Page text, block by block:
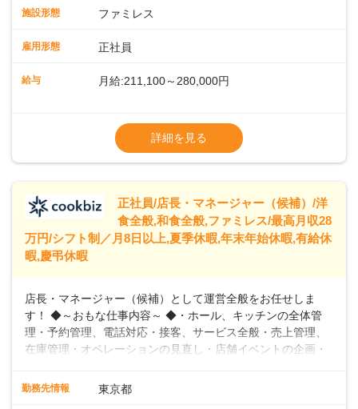
スタッフの働きやすさをサポートしています。配膳ロボット
や歩行数が約40%も削減されました！また、配膳ロボットに
なDX（デジタルトランスフォーメーション）の取り組みを進
います。私たちは、多様な働き方を提供し、ライフステージ
に合わせた柔軟な勤務時間や働きやすい環境を整えていま
います。
施設形態 ファミレス
雇用形態 正社員
給与 月給:211,100～280,000円
※残業代全額支給
※経験に応じて応相談①ナショナル社員：月
給245,800円～②エリア社員 ：月給
詳細を見る
正社員/店長・マネージャー（候補）/洋
食全般,和食全般,ファミレス/最高月収28
万円/シフト制／月8日以上,夏季休暇,年末年始休暇,有給休
暇,慶弔休暇
店長・マネージャー（候補）として運営全般をお任せしま
す！ ◆～おもな仕事内容～ ◆・ホール、キッチンの全体管
理・予約管理、電話対応・接客、サービス全般・売上管理、
在庫管理・オペレーションの見直し・店舗イベントの企画・
入社後はスキルに合わせた業務からお任せしますので、徐々
勤務先情報 東京都